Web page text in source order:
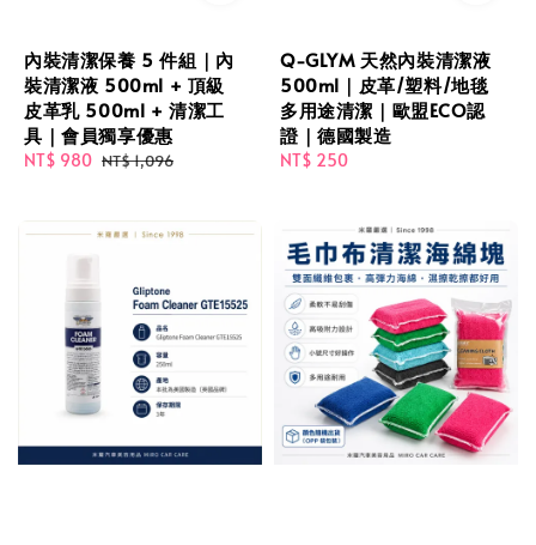
內裝清潔保養 5 件組｜內
裝清潔液 500ml + 頂級
皮革乳 500ml + 清潔工
具｜會員獨享優惠
Sale
NT$ 980 Regular
NT$ 1,096
Q-GLYM 天然內裝清潔液
500ml｜皮革/塑料/地毯
多用途清潔｜歐盟ECO認
證｜德國製造
Regular
NT$ 250